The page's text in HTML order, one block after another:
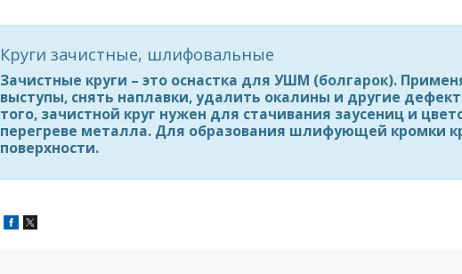
Круги зачистные, шлифовальные
Зачистные круги – это оснастка для УШМ (болгарок).
выступы, снять наплавки, удалить окалины и другие
того, зачистной круг нужен для стачивания заусениц и
перегреве металла. Для образования шлифующей кромки
поверхности.